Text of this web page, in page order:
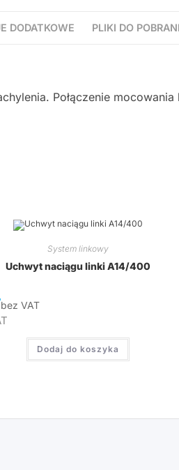
DODATKOWE PLIKI DO
Połączenie
System linkowy
Uchwyt naciągu linki A14/400
bez VAT
Dodaj do koszyka